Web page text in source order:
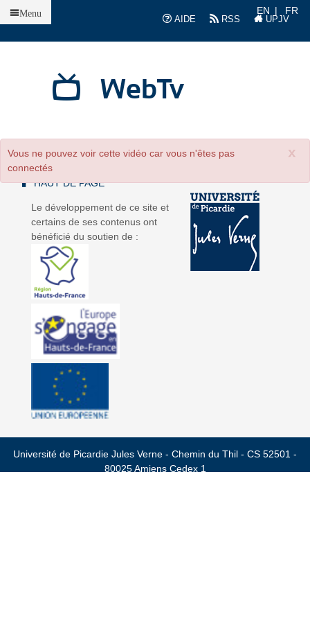
AIDE
RSS UPJV
EN FR
WebTv
Menu
x
Vous ne pouvez voir cette vidéo car vous n'êtes pas
connectés
Le développement de ce site et
certains de ses contenus ont
bénéficié du soutien de :
Université de Picardie Jules Verne - Chemin du Thil - CS 52501 -
80025 Amiens Cedex 1
HAUT DE PAGE